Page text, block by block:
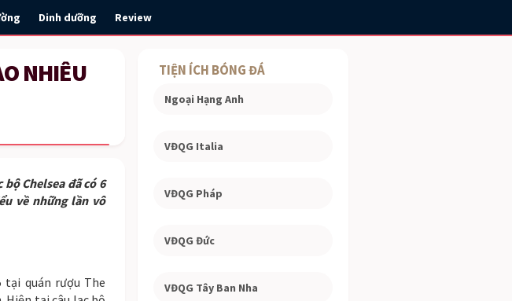
Dinh dưỡng Review
NHIÊU
Chelsea đã có 6
về những lần vô
tại quán rượu The
TIỆN ÍCH BÓNG ĐÁ
Ngoại Hạng Anh
VĐQG Italia
VĐQG Pháp
VĐQG Đức
VĐQG Tây Ban Nha